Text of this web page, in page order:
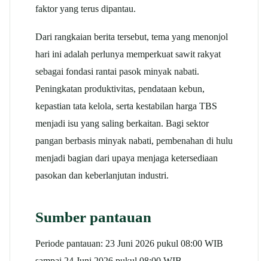
faktor yang terus dipantau.
Dari rangkaian berita tersebut, tema yang menonjol
hari ini adalah perlunya memperkuat sawit rakyat
sebagai fondasi rantai pasok minyak nabati.
Peningkatan produktivitas, pendataan kebun,
kepastian tata kelola, serta kestabilan harga TBS
menjadi isu yang saling berkaitan. Bagi sektor
pangan berbasis minyak nabati, pembenahan di hulu
menjadi bagian dari upaya menjaga ketersediaan
pasokan dan keberlanjutan industri.
Sumber pantauan
Periode pantauan: 23 Juni 2026 pukul 08:00 WIB